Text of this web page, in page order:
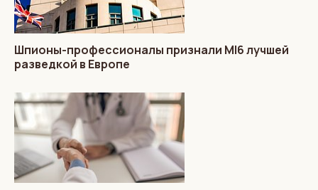
Шпионы-профессионалы признали MI6 лучшей
разведкой в Европе